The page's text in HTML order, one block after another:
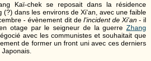
Kaï-chek se reposait dans la résidence
(?) dans les environs de Xi'an, avec une faible
- évènement dit de l'incident de Xi'an- il
otage par le seigneur de la guerre Zhang
avec les communistes et souhaitait que
de former un front uni avec ces derniers